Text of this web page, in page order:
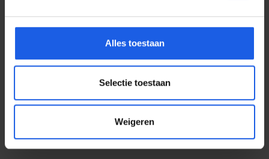
Alles toestaan
Selectie toestaan
Weigeren
Voor elke telefoon een
oortje